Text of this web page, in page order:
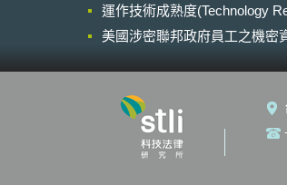
從FAA的公告中，禁止無人機
限航區係由FAA和內政部
（Department of the Interior，
女神像（Statue of Liberty
Monument）、波士頓國家歷史
（Boston National Historical
費城獨立國家歷史公園
（Independence National
Park）、加州福爾索姆水壩（
運作技術成熟度(Technology
美國涉密聯邦政府員工之機密